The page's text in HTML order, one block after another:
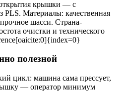
открытия крышки — с
PLS. Материалы: качественная
шасси. Страна-
очистки и технического
полезной
цикл: машина сама прессует,
— оператор минимум